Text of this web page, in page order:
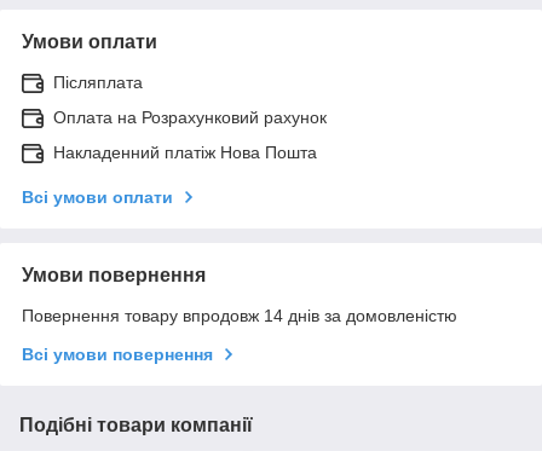
Умови оплати
Післяплата
Оплата на Розрахунковий рахунок
Накладенний платіж Нова Пошта
Всі умови оплати
Умови повернення
Повернення товару впродовж 14 днів за домовленістю
Всі умови повернення
Подібні товари компанії